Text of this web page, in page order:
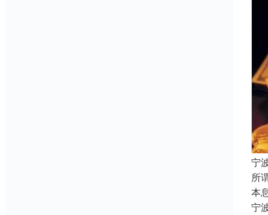
宁
所
本
宁